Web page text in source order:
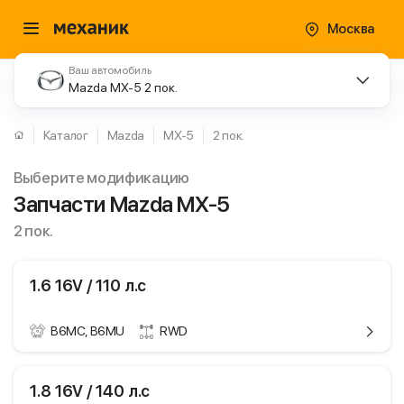
Москва
Ваш автомобиль
Mazda MX-5 2 пок.
Каталог Mazda MX-5 2 пок.
Выберите модификацию
Запчасти Mazda MX-5
2 пок.
1.6 16V / 110 л.с
B6MC, B6MU RWD
Mazda MX-5
1.8 16V / 140 л.с